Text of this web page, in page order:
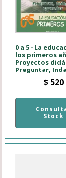
0 a 5 - La
los primeros
Proyectos
Preguntar,
$520
Stock